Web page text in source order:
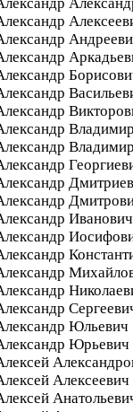
Иванович
Юльевич
Юрьевич
Алексеевич